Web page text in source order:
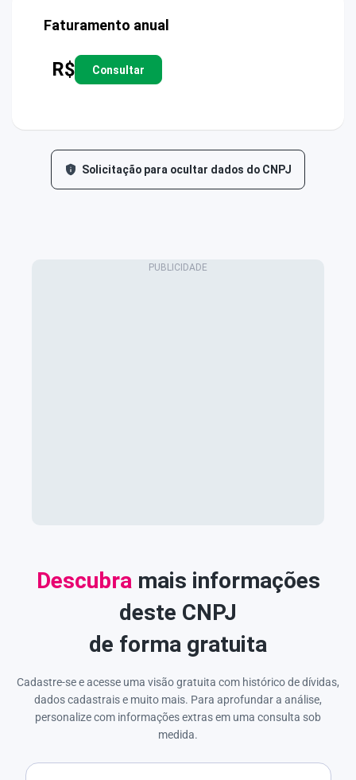
Faturamento anual
R$ Consultar
Solicitação para ocultar dados do CNPJ
Descubramais informações
deste CNPJ
de forma gratuita
Cadastre-se e acesse uma visão gratuita com histórico de dívidas,
dados cadastrais e muito mais. Para aprofundar a análise,
personalize com informações extras em uma consulta sob
medida.